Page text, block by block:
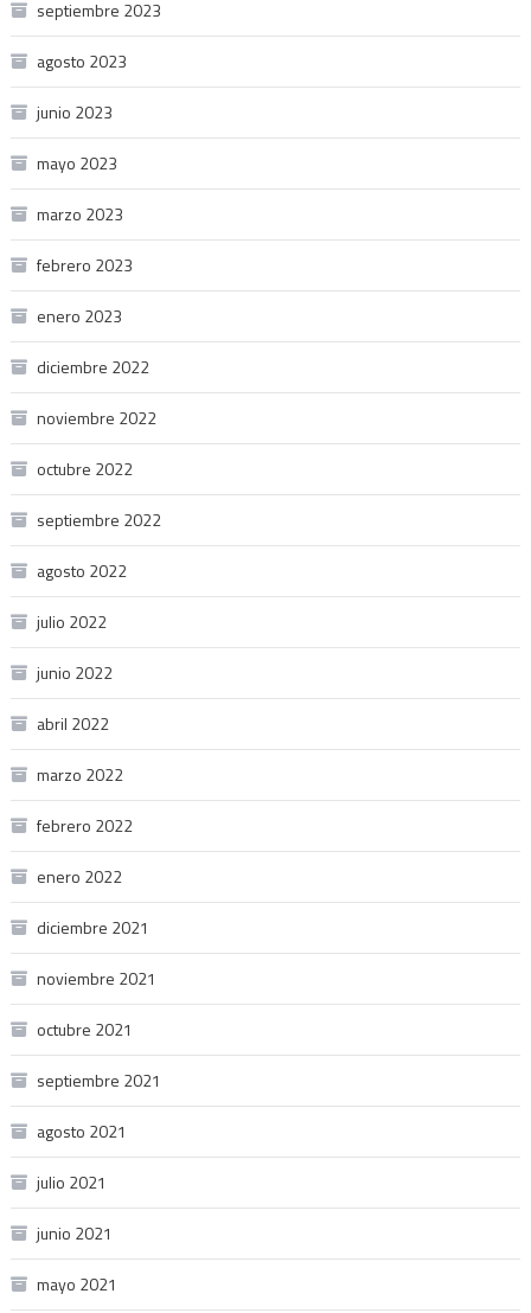
septiembre 2023
agosto 2023
junio 2023
mayo 2023
marzo 2023
febrero 2023
enero 2023
diciembre 2022
noviembre 2022
octubre 2022
septiembre 2022
agosto 2022
julio 2022
junio 2022
abril 2022
marzo 2022
febrero 2022
enero 2022
diciembre 2021
noviembre 2021
octubre 2021
septiembre 2021
agosto 2021
julio 2021
junio 2021
mayo 2021